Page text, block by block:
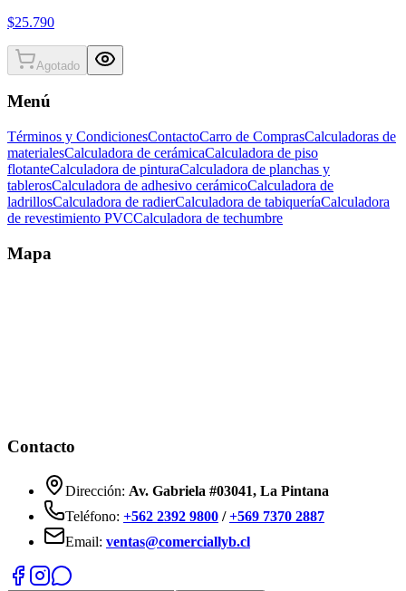
$25.790
Agotado
Menú
Términos y CondicionesContactoCarro de ComprasCalculadoras de
materialesCalculadora de cerámicaCalculadora de piso
flotanteCalculadora de pinturaCalculadora de planchas y
tablerosCalculadora de adhesivo cerámicoCalculadora de
ladrillosCalculadora de radierCalculadora de tabiqueríaCalculadora
de revestimiento PVCCalculadora de techumbre
Mapa
Contacto
Dirección: Av. Gabriela #03041, La Pintana
Teléfono: +562 2392 9800 / +569 7370 2887
Email: ventas@comerciallyb.cl